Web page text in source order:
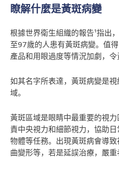
瞭解什麼是黃斑病變
根據世界衛生組織的報告¹指出
至97歲的人患有黃斑病變。值
產品和用眼過度等情況加劇， 令
如其名字所表達，黃斑病變是
域。
黃斑區域是眼睛中最重要的視
責中央視力和細節視力，協助
物體等任務。出現黃斑病會導
曲變形等，若是延誤治療，嚴重